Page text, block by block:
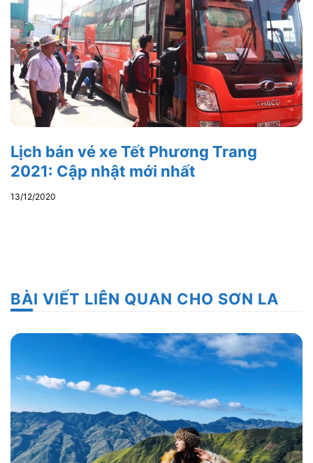
Lịch bán vé xe Tết Phương Trang
2021: Cập nhật mới nhất
13/12/2020
BÀI VIẾT LIÊN QUAN CHO SƠN LA